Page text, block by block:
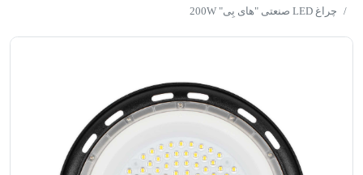
چراغ LED صنعتی "های بِی" 200W